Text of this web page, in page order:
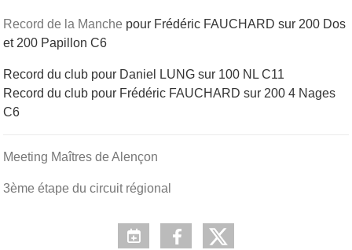
Record de la Manche pour Frédéric FAUCHARD sur 200 Dos
et 200 Papillon C6
Record du club pour Daniel LUNG sur 100 NL C11
Record du club pour Frédéric FAUCHARD sur 200 4 Nages
C6
Meeting Maîtres de Alençon
3ème étape du circuit régional